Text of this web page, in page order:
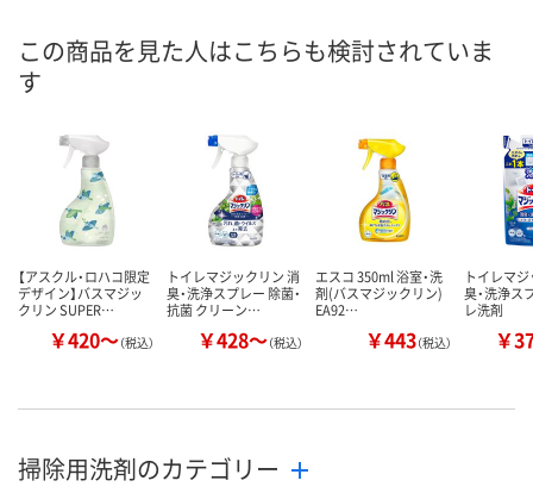
8月9日（日）
カゴへ カゴへ カ
この商品を見た人はこちらも検討されていま
す
【アスクル・ロハコ限定
デザイン】バスマジッ
クリン SUPER…
￥420～（税込）
トイレマジックリン 消
臭・洗浄スプレー 除菌・
抗菌 クリーン…
￥428～（税込）
エスコ 350ml 浴室・洗
剤(バスマジックリン)
EA92…
￥443（税込）
トイレマ
臭・洗浄ス
レ洗剤
￥
掃除用洗剤のカテゴリー